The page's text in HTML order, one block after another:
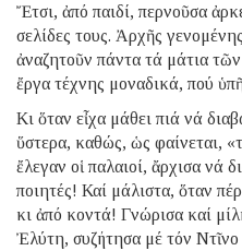
Ἔτσι, ἀπό παιδί, περνοῦσα
σελίδες τους. Ἀρχῆς
ἀναζητοῦν πάντα τά μάτια
ἔργα τέχνης μοναδικά, πού
Κι ὅταν εἶχα μάθει πιά νά
ὕστερα, καθώς, ὡς φαίνεται,
ἔλεγαν οἱ παλαιοί, ἄρχισα νά
ποιητές! Καί μάλιστα, ὅταν
κι ἀπό κοντά! Γνώρισα καί
Ἐλύτη, συζήτησα μέ τόν